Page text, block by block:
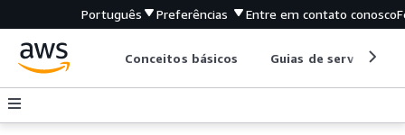
Português Preferências Entre em contato conosco
Conceitos básicos Guias de serviço